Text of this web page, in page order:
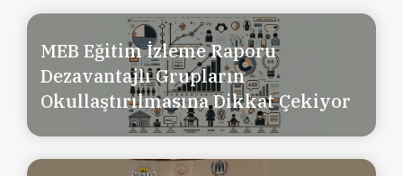
MEB Eğitim İzleme Raporu
Dezavantajlı Grupların
Okullaştırılmasına Dikkat Çekiyor